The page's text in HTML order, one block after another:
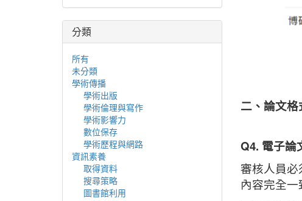
二、論文
Q4. 電子論
審核人員
內容完全一
統，經由該系統創建研究和其他學
術著作、評估品質、傳播於學術社
群、並保存以備未來所使用」。學
術傳播也可說是學者分享與出版研
究發現、使研究發現能夠廣為學術
社群或更多人能取得的程序。
分類
所有
未分類
學術傳播
學術出版
學術倫理與寫作
學術影響力
數位保存
學術歷程與網路
資訊素養
取得資料
搜尋策略
圖書館利用